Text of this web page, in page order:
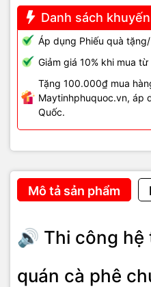
Danh sách
Áp dụng Phiếu quà
Giảm giá 10% khi mua
Tặng 100.000₫ mua
Maytinhphuquoc.vn, áp
Quốc.
Mô tả sản phẩm
🔊 Thi công hệ
quán cà phê
mang tính
- Giảm âm lượng tổng để hạn chế
- Tạm thời di chuyển vị trí loa.
- Giảm số lượng loa đang hoạt
⚠️ Các cách trênchỉ là giải
✅ Giải pháp
thống âm
chuyên